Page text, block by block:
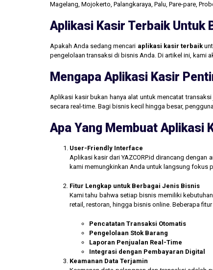
Magelang, Mojokerto, Palangkaraya, Palu, Pare-pare,
Aplikasi Kasir Terbaik Untuk
Apakah Anda sedang mencari aplikasi kasir terbaik
pengelolaan transaksi di bisnis Anda. Di artikel ini, kami
Mengapa Aplikasi Kasir
Aplikasi kasir bukan hanya alat untuk mencatat
secara real-time. Bagi bisnis kecil hingga besar,
Apa Yang Membuat Aplikasi
User-Friendly Interface
Aplikasi kasir dari YAZCORP.id dirancang
kami memungkinkan Anda untuk langsung fokus
Fitur Lengkap untuk Berbagai Jenis Bisnis
Kami tahu bahwa setiap bisnis memiliki
retail, restoran, hingga bisnis online. Beberapa
Pencatatan Transaksi Otomatis
Pengelolaan Stok Barang
Laporan Penjualan Real-Time
Integrasi dengan Pembayaran Digital
Keamanan Data Terjamin